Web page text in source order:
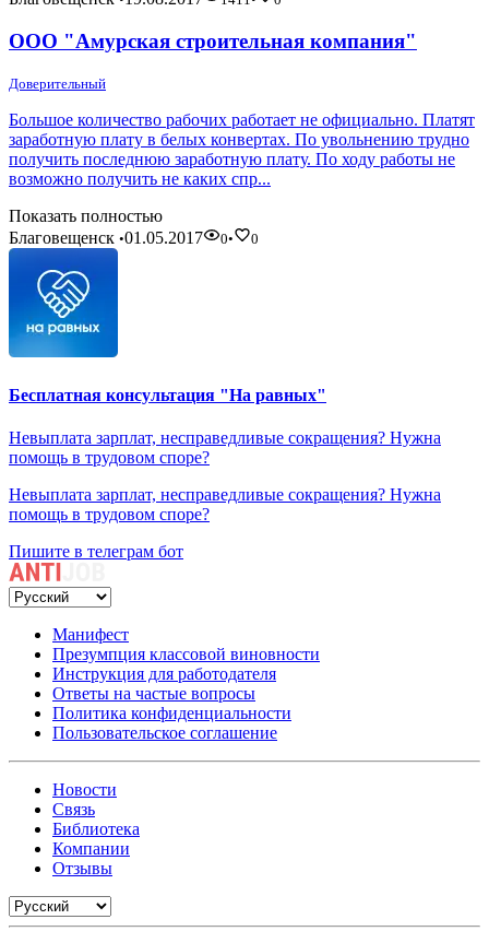
ООО "Амурская строительная компания"
Доверительный
Большое количество рабочих работает не официально. Платят
заработную плату в белых конвертах. По увольнению трудно
получить последнюю заработную плату. По ходу работы не
возможно получить не каких спр...
Показать полностью
Благовещенск •01.05.2017 0• 0
Бесплатная консультация "На равных"
Невыплата зарплат, несправедливые сокращения? Нужна
помощь в трудовом споре?
Невыплата зарплат, несправедливые сокращения? Нужна
помощь в трудовом споре?
Пишите в телеграм бот
Манифест
Презумпция классовой виновности
Инструкция для работодателя
Ответы на частые вопросы
Политика конфиденциальности
Пользовательское соглашение
Новости
Связь
Библиотека
Компании
Отзывы